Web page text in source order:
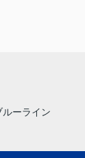
ルーライン